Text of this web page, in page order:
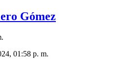
Gómez
01:58 p. m.